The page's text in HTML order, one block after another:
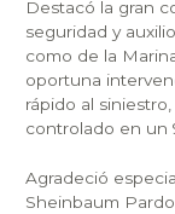
Destacó la gran
seguridad y
como de la
oportuna
rápido al
controlado en un
Agradeció
Sheinbaum